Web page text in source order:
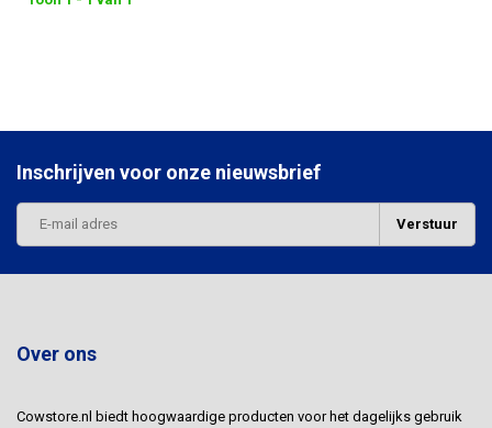
Inschrijven voor onze nieuwsbrief
Verstuur
Over ons
Cowstore.nl biedt hoogwaardige producten voor het dagelijks gebruik